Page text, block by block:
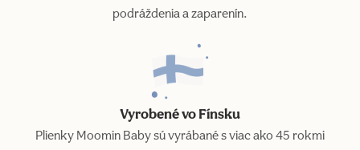
podráždenia a zaparenín.
Vyrobené vo Fínsku
Plienky Moomin Baby sú vyrábané s viac ako 45 rokmi